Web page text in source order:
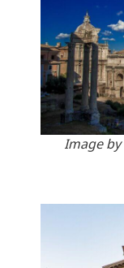
Image by